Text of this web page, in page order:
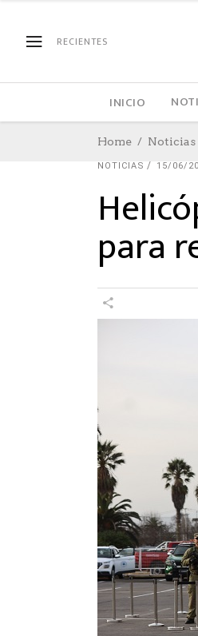
RECIENTES
INICIO
Home Noticias
NOTICIAS 15/06/
para